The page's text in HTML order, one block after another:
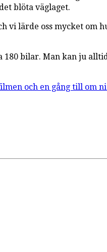
blöta väglaget.
vi lärde oss mycket
bilar. Man kan ju
och en gång till om